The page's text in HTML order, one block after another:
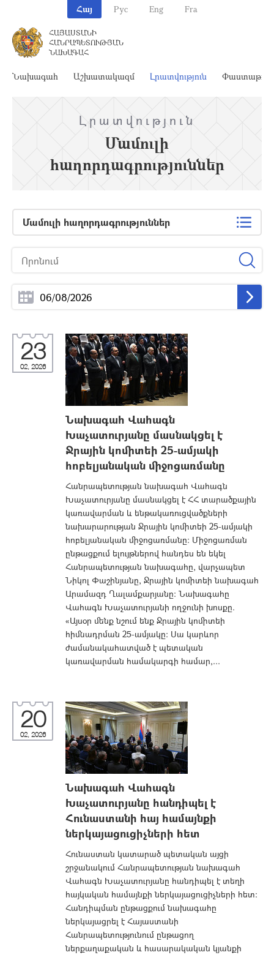
Հայ Рус Eng Fra
ՀԱՅԱՍՏԱՆԻ
ՀԱՆՐԱՊԵՏՈՒԹՅԱՆ
ՆԱԽԱԳԱՀ
Նախագահ Աշխատակազմ Լրատվություն
Լրատվություն
Մամուլի
հաղորդագրություններ
Մամուլի հաղորդագրություններ
23
02, 2026
Նախագահ Վահագն
Խաչատուրյանը մասնակցել է
Ջրային կոմիտեի 25-ամյակի
հոբելյանական միջոցառմանը
Հանրապետության նախագահ Վահագն
Խաչատուրյանը մասնակցել է ՀՀ տարածքային
կառավարման և ենթակառուցվածքների
նախարարության Ջրային կոմիտեի 25-ամյակի
հոբելյանական միջոցառմանը: Միջոցառման
ընթացքում ելույթներով հանդես են եկել
Հանրապետության նախագահը, վարչապետ
Նիկոլ Փաշինյանը, Ջրային կոմիտեի նախագահ
Արամազդ Ղալամքարյանը: Նախագահը
Վահագն Խաչատուրյանի ողջունի խոսքը.
«Այսօր մենք նշում ենք Ջրային կոմիտեի
հիմնադրման 25-ամյակը։ Սա կարևոր
ժամանակահատված է պետական
կառավարման համակարգի համար,...
20
02, 2026
Նախագահ Վահագն
Խաչատուրյանը հանդիպել է
Հունաստանի հայ համայնքի
ներկայացուցիչների հետ
Հունաստան կատարած պետական այցի
շրջանակում Հանրապետության նախագահ
Վահագն Խաչատուրյանը հանդիպել է տեղի
հայկական համայնքի ներկայացուցիչների հետ։
Հանդիպման ընթացքում նախագահը
ներկայացրել է Հայաստանի
Հանրապետությունում ընթացող
ներքաղաքական և հասարակական կյանքի